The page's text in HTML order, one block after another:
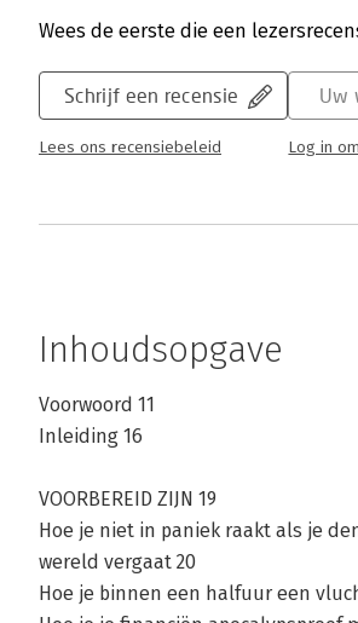
Wees de eerste die een
Schrijf een recensie
Lees ons recensiebeleid
Uw
Log in
Inhoudsopgave
Voorwoord 11
Inleiding 16
VOORBEREID ZIJN 19
Hoe je niet in paniek raakt als je
wereld vergaat 20
Hoe je binnen een halfuur een